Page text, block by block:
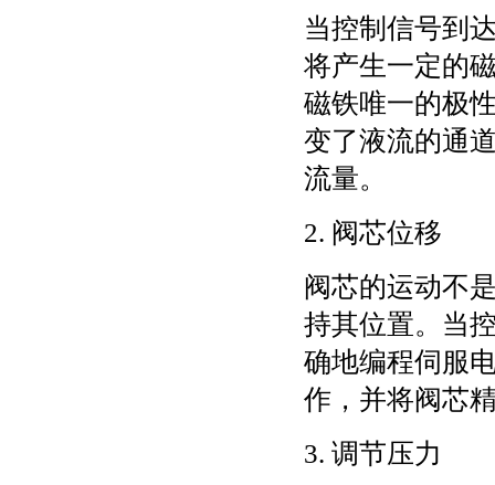
当控制信号到
将产生一定的
磁铁唯一的极
变了液流的通
流量。
2. 阀芯位移
阀芯的运动不
持其位置。当
确地编程伺服
作，并将阀芯
3. 调节压力